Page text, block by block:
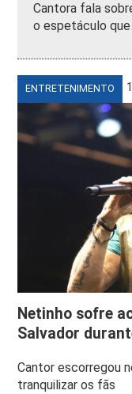
Cantora fala
o espetáculo
ENTRETENIMENTO
Netinho sofre
Salvador
Cantor escorregou
tranquilizar os fãs